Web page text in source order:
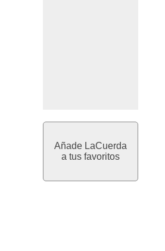
Añade LaCuerda
a tus favoritos